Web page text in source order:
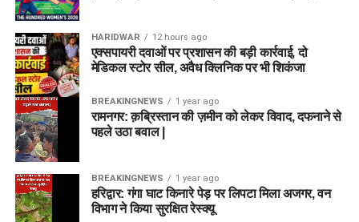
HARIDWAR 12 hours ago
एक्सपायरी दवाओं पर प्रशासन की बड़ी कार्रवाई, दो
मेडिकल स्टोर सील, अवैध क्लिनिक पर भी शिकंजा
BREAKINGNEWS 1 year ago
रामनगर: क़ब्रिस्तान की ज़मीन को लेकर विवाद, दफनाने से
पहले उठा बवाल |
BREAKINGNEWS 1 year ago
हरिद्वार: गंगा घाट किनारे पेड़ पर लिपटा मिला अजगर, वन
विभाग ने किया सुरक्षित रेस्क्यू